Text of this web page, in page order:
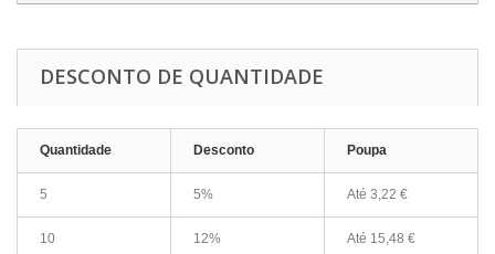
DESCONTO DE QUANTIDADE
Quantidade Desconto Poupa
5 5% Até 3,22 €
10 12% Até 15,48 €